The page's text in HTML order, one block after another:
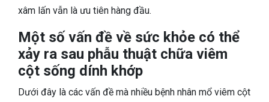
xâm lấn vẫn là ưu tiên hàng đầu.
Một số vấn đề về sức khỏe có thể
xảy ra sau phẫu thuật chữa viêm
cột sống dính khớp
Dưới đây là các vấn đề mà nhiều bệnh nhân mổ viêm cột